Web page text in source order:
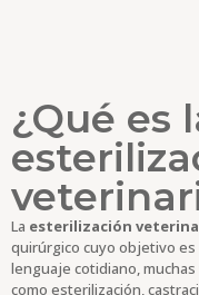
¿Qué es
La esterilización
quirúrgico cuyo objetivo es
lenguaje cotidiano,
como esterilización,